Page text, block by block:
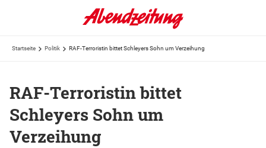
Startseite Politik RAF-Terroristin bittet Schleyers Sohn um Verzeihung
RAF-Terroristin bittet
Schleyers Sohn um
Verzeihung